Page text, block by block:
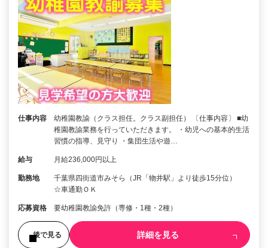
仕事内容
幼稚園教諭（クラス担任。クラス副担任） 〔仕事内容〕 ■幼
稚園教諭業務を行っていただきます。 ・幼児への基本的生活
習慣の指導、見守り ・集団生活や遊…
給与 月給236,000円以上
勤務地
千葉県四街道市みそら（JR「物井駅」より徒歩15分位）
☆車通勤ＯＫ
応募資格 要幼稚園教諭免許（専修・1種・2種）
後で見る 詳細を見る